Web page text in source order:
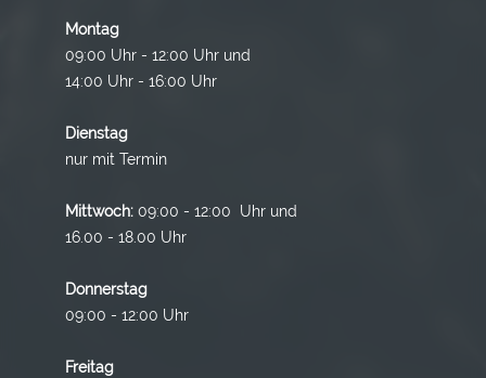
Montag
09:00 Uhr - 12:00 Uhr und
14:00 Uhr - 16:00 Uhr
Dienstag
nur mit Termin
Mittwoch: 09:00 - 12:00 Uhr und
16.00 - 18.00 Uhr
Donnerstag
09:00 - 12:00 Uhr
Freitag